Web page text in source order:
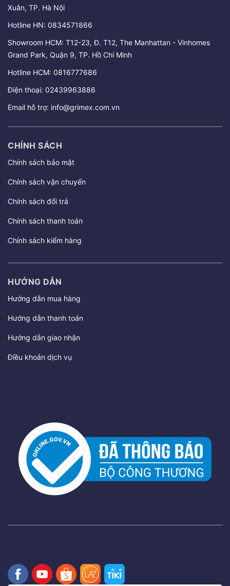
Xuân, TP. Hà Nội
Hotline HN: 0834571866
Showroom HCM: T12-23, Đ. T12, The Manhattan - Vinhomes
Grand Park, Quận 9, TP. Hồ Chí Minh
Hotline HCM: 0816777686
Điện thoại: 02439963886
Email hỗ trợ: info@grimex.com.vn
CHÍNH SÁCH
Chính sách bảo mật
Chính sách vận chuyển
Chính sách đổi trả
Chính sách thanh toán
Chính sách kiểm hàng
HƯỚNG DẪN
Hướng dẫn mua hàng
Hướng dẫn thanh toán
Hướng dẫn giao nhận
Điều khoản dịch vụ